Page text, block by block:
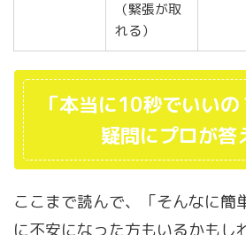
（緊張が取
れる）
「本当に10秒でいい
疑問にプロが答
ここまで読んで、「そんなに簡
に不安になった方もいるかもし